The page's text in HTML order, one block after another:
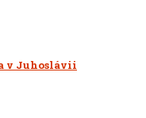
v Juhoslávii